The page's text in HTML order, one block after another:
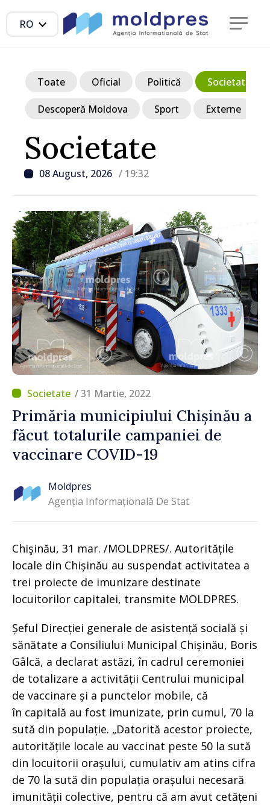
RO
Societate
08 August, 2026 / 19:32
Toate Oficial Politică Societate
Descoperă Moldova Sport Externe
/ 31 Martie, 2022
Primăria municipiului Chișinău a
făcut totalurile campaniei de
vaccinare COVID-19
Moldpres
Agenția Informațională De Stat
Chişinău, 31 mar. /MOLDPRES/. Autoritățile
locale din Chișinău au suspendat activitatea a
trei proiecte de imunizare destinate
locuitorilor capitalei, transmite MOLDPRES.
Șeful Direcției generale de asistență socială și
sănătate a Consiliului Municipal Chișinău, Boris
Gâlcă, a declarat astăzi, în cadrul ceremoniei
de totalizare a activității Centrului municipal
de vaccinare și a punctelor mobile, că
în capitală au fost imunizate, prin cumul, 70 la
sută din populație. „Datorită acestor proiecte,
autoritățile locale au vaccinat peste 50 la sută
din locuitorii orașului, cumulativ am atins cifra
de 70 la sută din populația orașului necesară
imunității colective, pentru că am avut cetățeni